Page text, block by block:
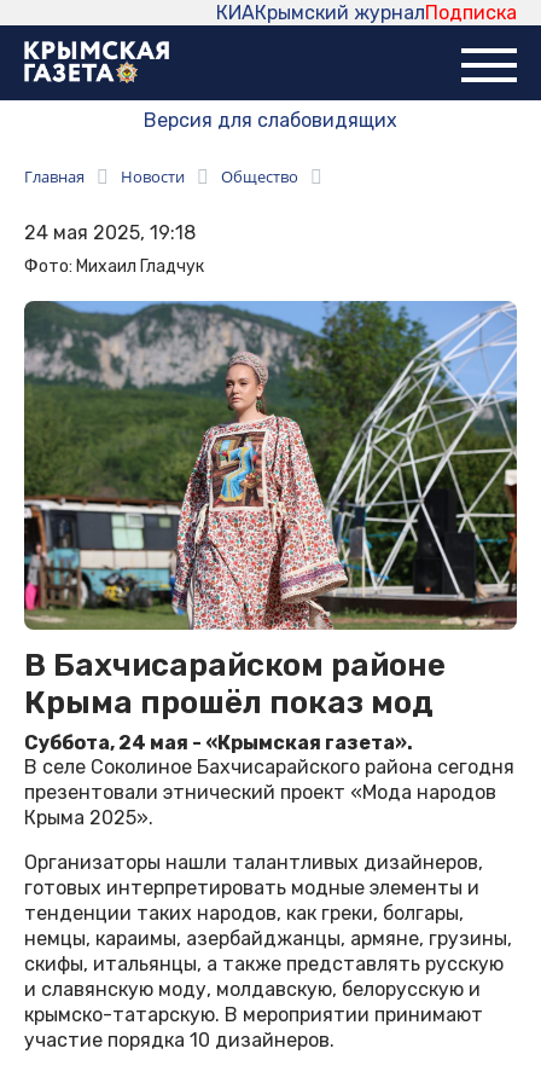
Подписка
Крымский журнал
КИА
Версия для слабовидящих
Главная Новости Общество
24 мая 2025, 19:18
Фото: Михаил Гладчук
В Бахчисарайском районе
Крыма прошëл показ мод
Суббота, 24 мая - «Крымская газета».
В селе Соколиное Бахчисарайского района сегодня
презентовали этнический проект «Мода народов
Крыма 2025».
Организаторы нашли талантливых дизайнеров,
готовых интерпретировать модные элементы и
тенденции таких народов, как греки, болгары,
немцы, караимы, азербайджанцы, армяне, грузины,
скифы, итальянцы, а также представлять русскую
и славянскую моду, молдавскую, белорусскую и
крымско-татарскую. В мероприятии принимают
участие порядка 10 дизайнеров.